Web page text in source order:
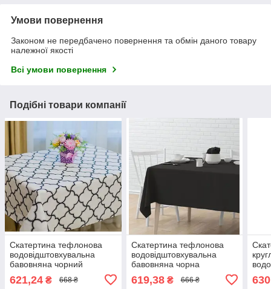
Умови повернення
Законом не передбачено повернення та обмін даного товару
належної якості
Всі умови повернення
Подібні товари компанії
Скатертина тефлонова
водовідштовхувальна
бавовняна чорний
біла
621,24 ₴ 668 ₴
Скатертина тефлонова
водовідштовхувальна
бавовняна чорна
619,38₴ 666 ₴